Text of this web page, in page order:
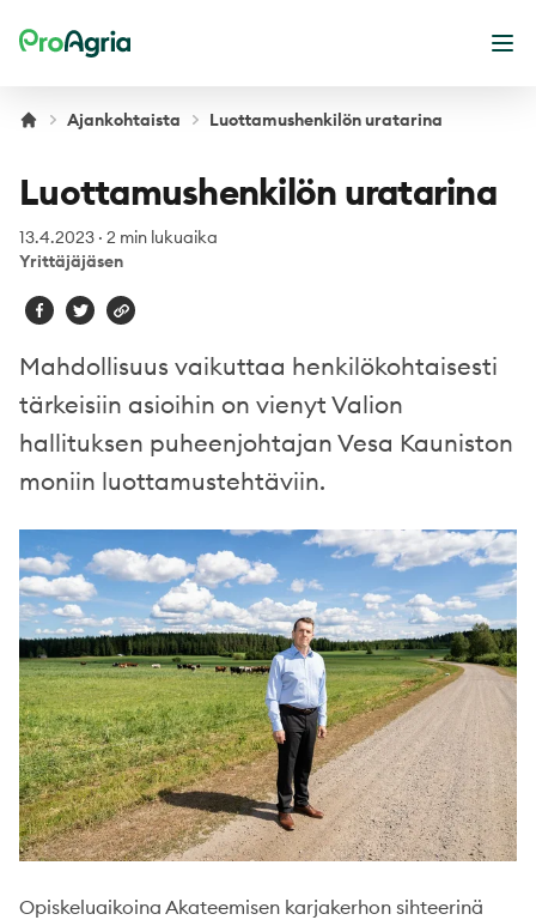
ProAgria
Ajankohtaista Luottamushenkilön uratarina
Luottamushenkilön uratarina
13.4.2023 · 2 min lukuaika
Yrittäjäjäsen
Mahdollisuus vaikuttaa henkilökohtaisesti
tärkeisiin asioihin on vienyt Valion
hallituksen puheenjohtajan Vesa Kauniston
moniin luottamustehtäviin.
Opiskeluaikoina Akateemisen karjakerhon sihteerinä